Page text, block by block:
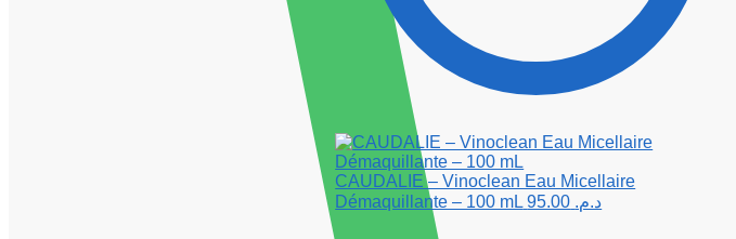
CAUDALIE – Vinoclean Eau Micellaire
Démaquillante – 100 mL
د.م.